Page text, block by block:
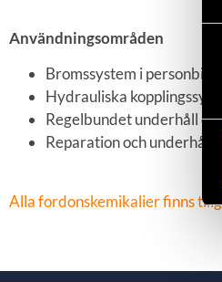
Användningsområden
Bromssystem i
Hydrauliska
Regelbundet underhåll
Reparation och underhåll
Alla fordonskemikalier finns